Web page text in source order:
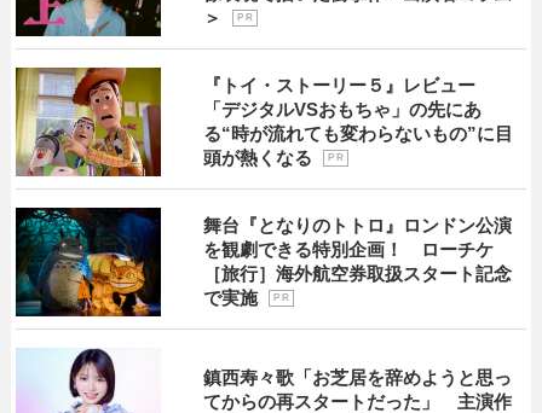
＞
P R
『トイ・ストーリー５』レビュー
「デジタルVSおもちゃ」の先にあ
る“時が流れても変わらないもの”に目
頭が熱くなる
P R
舞台『となりのトトロ』ロンドン公演
を観劇できる特別企画！ ローチケ
［旅行］海外航空券取扱スタート記念
で実施
P R
鎮西寿々歌「お芝居を辞めようと思っ
てからの再スタートだった」 主演作